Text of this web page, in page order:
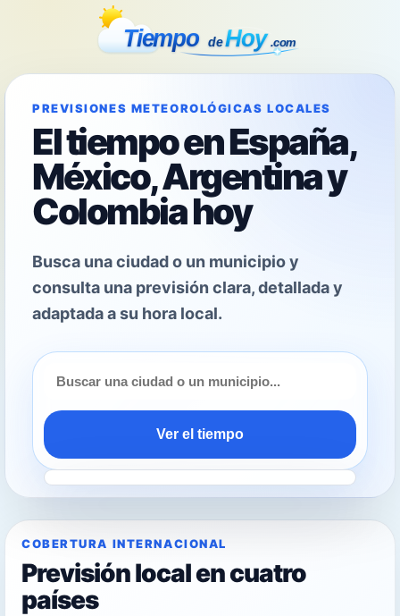
PREVISIONES METEOROLÓGICAS LOCALES
El tiempo en España,
México, Argentina y
Colombia hoy
Busca una ciudad o un municipio y
consulta una previsión clara, detallada y
adaptada a su hora local.
Ver el tiempo
COBERTURA INTERNACIONAL
Previsión local en cuatro
países